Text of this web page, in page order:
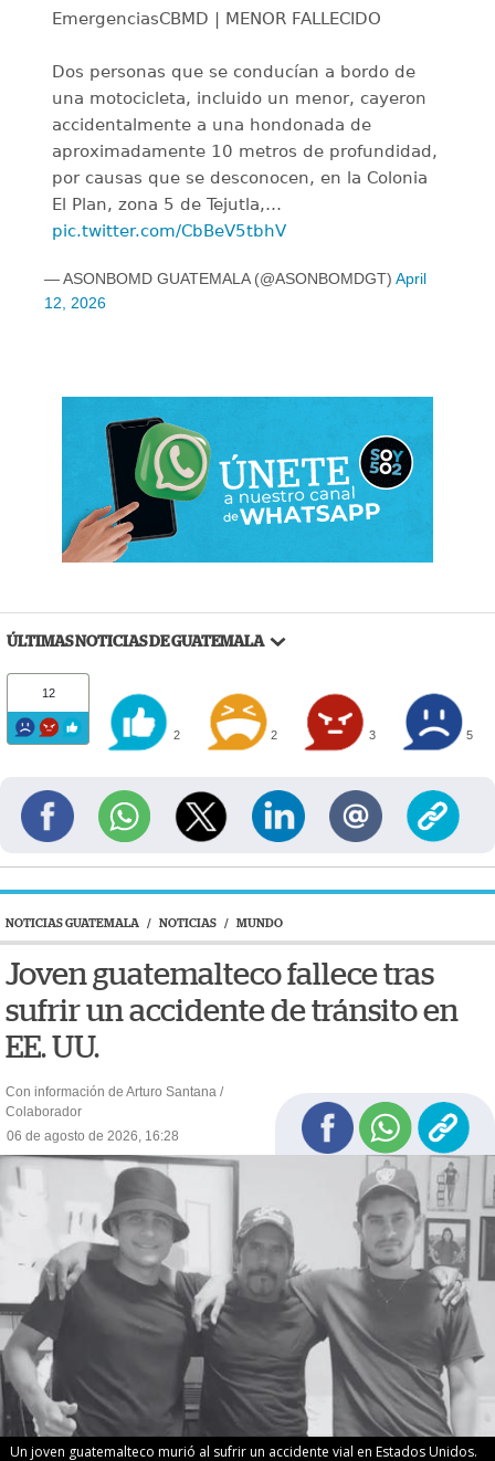
EmergenciasCBMD | MENOR FALLECIDO ️
Dos personas que se conducían a bordo de
una motocicleta, incluido un menor, cayeron
accidentalmente a una hondonada de
aproximadamente 10 metros de profundidad,
por causas que se desconocen, en la Colonia
El Plan, zona 5 de Tejutla,…
pic.twitter.com/CbBeV5tbhV
— ASONBOMD GUATEMALA (@ASONBOMDGT) April
12, 2026
ÚLTIMAS NOTICIAS DE GUATEMALA
12
2 2 3 5
NOTICIAS GUATEMALA / NOTICIAS / MUNDO
Joven guatemalteco fallece tras
sufrir un accidente de tránsito en
EE. UU.
Con información de Arturo Santana /
Colaborador
06 de agosto de 2026, 16:28
Un joven guatemalteco murió al sufrir un accidente vial en Estados Unidos.